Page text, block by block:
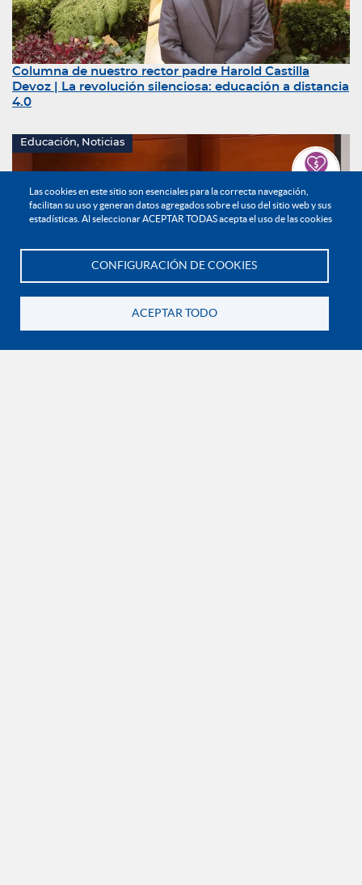
Las cookies en este sitio son esenciales para la correcta navegación,
facilitan su uso y generan datos agregados sobre el uso del sitio web y sus
estadísticas. Al seleccionar ACEPTAR TODAS acepta el uso de las cookies
CONFIGURACIÓN DE COOKIES
ACEPTAR TODO
Haz tu donación
Columna de nuestro rector padre Harold Castilla
Devoz | La revolución silenciosa: educación a distancia
4.0
Educación, Noticias